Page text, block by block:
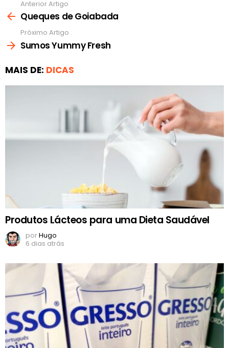
mais
Anterior Artigo
Queques de Goiabada
Próximo Artigo
Sumos Yummy Fresh
MAIS DE: DICAS
Produtos Lácteos para uma Dieta Saudável
porHugo
6 dias atrás